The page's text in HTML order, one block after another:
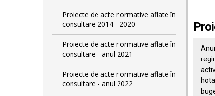
Proiecte de acte normative aflate în
consultare 2014 - 2020
Proiecte de acte normative aflate în
consultare - anul 2021
Proiecte de acte normative aflate în
consultare - anul 2022